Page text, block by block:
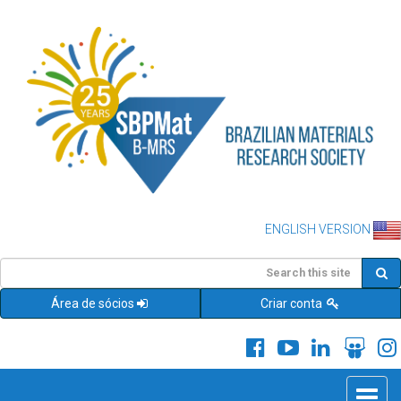
ENGLISH VERSION
Área de sócios Criar conta
Toggle